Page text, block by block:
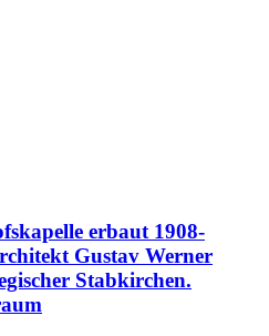
erbaut 1908-
Gustav Werner
Stabkirchen.